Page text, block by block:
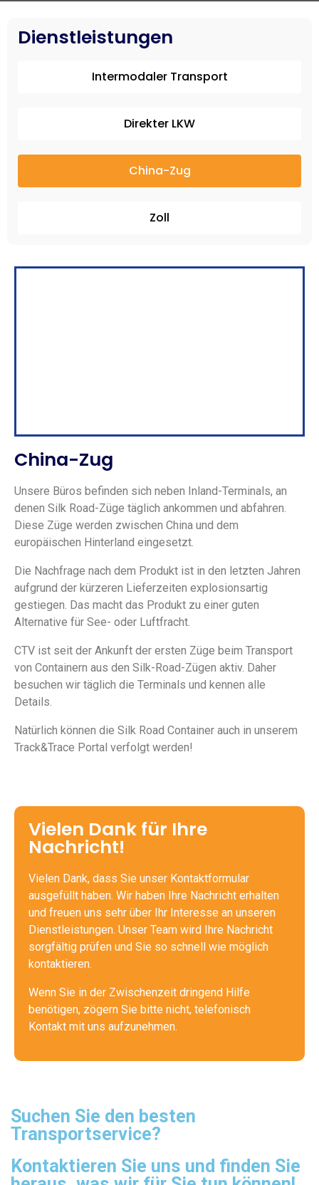
Dienstleistungen
Intermodaler Transport
Direkter LKW
China-Zug
Zoll
China-Zug
Unsere Büros befinden sich neben Inland-Terminals, an
denen Silk Road-Züge täglich ankommen und abfahren.
Diese Züge werden zwischen China und dem
europäischen Hinterland eingesetzt.
Die Nachfrage nach dem Produkt ist in den letzten Jahren
aufgrund der kürzeren Lieferzeiten explosionsartig
gestiegen. Das macht das Produkt zu einer guten
Alternative für See- oder Luftfracht.
CTV ist seit der Ankunft der ersten Züge beim Transport
von Containern aus den Silk-Road-Zügen aktiv. Daher
besuchen wir täglich die Terminals und kennen alle
Details.
Natürlich können die Silk Road Container auch in unserem
Track&Trace Portal verfolgt werden!
Vielen Dank für Ihre
Nachricht!
Vielen Dank, dass Sie unser Kontaktformular
ausgefüllt haben. Wir haben Ihre Nachricht erhalten
und freuen uns sehr über Ihr Interesse an unseren
Dienstleistungen. Unser Team wird Ihre Nachricht
sorgfältig prüfen und Sie so schnell wie möglich
kontaktieren.
Wenn Sie in der Zwischenzeit dringend Hilfe
benötigen, zögern Sie bitte nicht, telefonisch
Kontakt mit uns aufzunehmen.
Suchen Sie den besten
Transportservice?
Kontaktieren Sie uns und finden Sie